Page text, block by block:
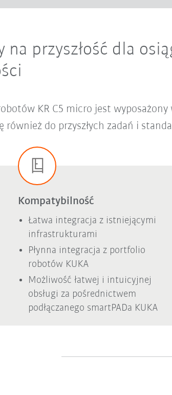
na przyszłość dla
KR C5 micro jest
również do przyszłych zadań i
Kompatybilność
Łatwa integracja z istniejącymi
infrastrukturami
Płynna integracja z portfolio
robotów KUKA
Możliwość łatwej i intuicyjnej
obsługi za pośrednictwem
podłączanego smartPADa KUKA